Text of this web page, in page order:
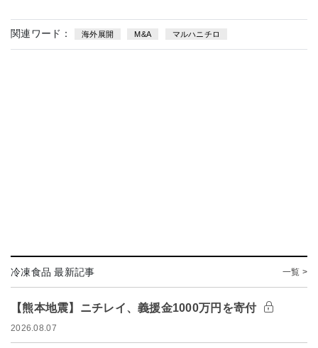
関連ワード： 海外展開 M&A マルハニチロ
冷凍食品 最新記事 一覧 >
【熊本地震】ニチレイ、義援金1000万円を寄付
2026.08.07